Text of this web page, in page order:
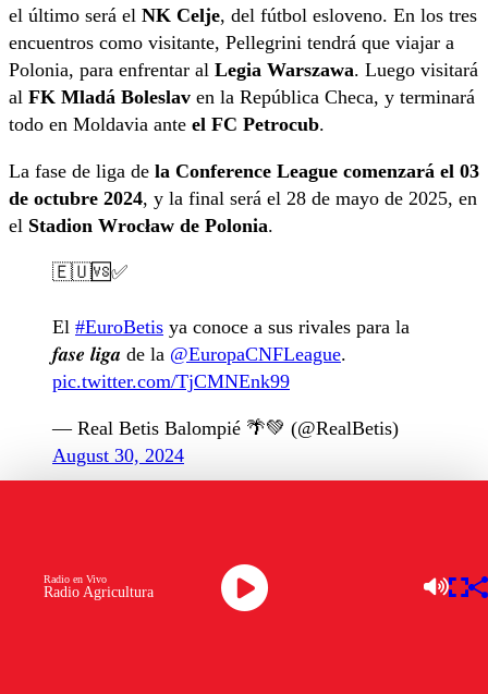
el último será el NK Celje, del fútbol esloveno. En los tres
encuentros como visitante, Pellegrini tendrá que viajar a
Polonia, para enfrentar al Legia Warszawa. Luego visitará
al FK Mladá Boleslav en la República Checa, y terminará
todo en Moldavia ante el FC Petrocub.
La fase de liga de la Conference League comenzará el 03
de octubre 2024, y la final será el 28 de mayo de 2025, en
el Stadion Wrocław de Polonia.
🇪🇺🆚✅
El #EuroBetis ya conoce a sus rivales para la
𝒇𝒂𝒔𝒆 𝒍𝒊𝒈𝒂 de la @EuropaCNFLeague.
pic.twitter.com/TjCMNEnk99
— Real Betis Balompié 🌴💚 (@RealBetis)
August 30, 2024
Ver comentarios
Radio Agricultura
Radio en Vivo